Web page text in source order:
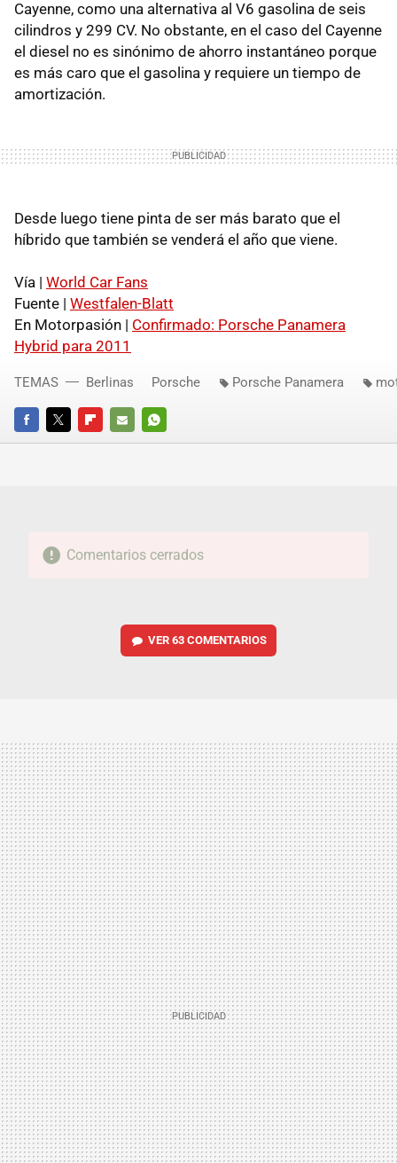
Cayenne, como una alternativa al V6 gasolina de seis
cilindros y 299 CV. No obstante, en el caso del Cayenne
el diesel no es sinónimo de ahorro instantáneo porque
es más caro que el gasolina y requiere un tiempo de
amortización.
Desde luego tiene pinta de ser más barato que el
híbrido que también se venderá el año que viene.
Vía | World Car Fans
Fuente | Westfalen-Blatt
En Motorpasión | Confirmado: Porsche Panamera
Hybrid para 2011
FACEBOOKTWITTERFLIPBOARD
E-
WHATSAPP
TEMAS Berlinas Porsche Porsche Panamera
Comentarios cerrados
VER 63 COMENTARIOS